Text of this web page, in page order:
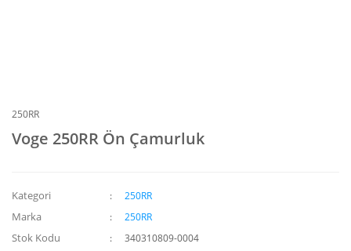
250RR
Voge 250RR Ön Çamurluk
Kategori 250RR
Marka 250RR
Stok Kodu 340310809-0004